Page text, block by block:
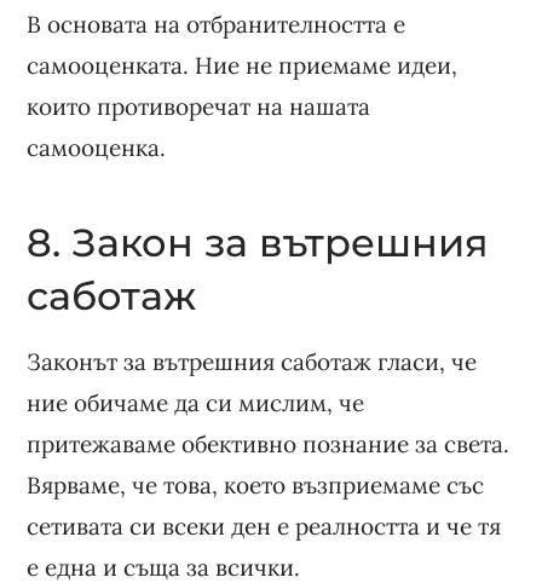
В основата на отбранителността е
самооценката. Ние не приемаме идеи,
които противоречат на нашата
самооценка.
8. Закон за вътрешния
саботаж
Законът за вътрешния саботаж гласи, че
ние обичаме да си мислим, че
притежаваме обективно познание за света.
Вярваме, че това, което възприемаме със
сетивата си всеки ден е реалността и че тя
е една и съща за всички.